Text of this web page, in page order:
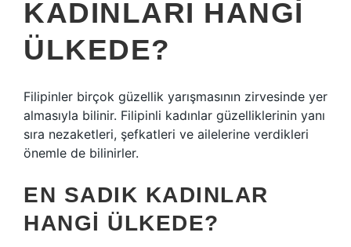
KADINLARI HANGI
ÜLKEDE?
Filipinler birçok güzellik yarışmasının zirvesinde yer
almasıyla bilinir. Filipinli kadınlar güzelliklerinin yanı
sıra nezaketleri, şefkatleri ve ailelerine verdikleri
önemle de bilinirler.
EN SADIK KADINLAR
HANGI ÜLKEDE?